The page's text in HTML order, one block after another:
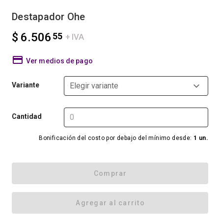
Destapador Ohe
$ 6.50655 + IVA
Ver medios de pago
Variante Elegir variante
Cantidad
Bonificación del costo por debajo del mínimo desde: 1 un.
Comprar
Agregar al carrito